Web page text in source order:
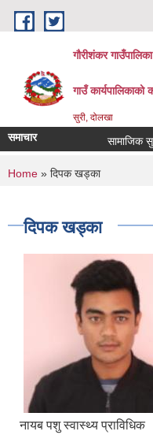
Skip to main content
गौरीशंकर गाउँपालिका
गाउँ कार्यपालिकाको
सुरी, दोलखा
समाचार सामाजिक
You are here
Home » दिपक खड्का
दिपक खड्का
नायब पशु स्वास्थ्य प्राविधिक